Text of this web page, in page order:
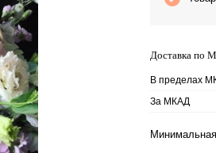
Доставка по
В пределах
За МКАД